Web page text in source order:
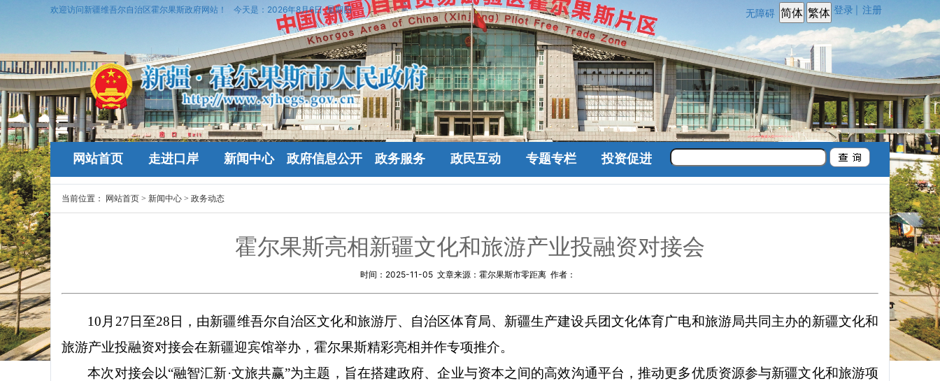
欢迎访问新疆维吾尔自治区霍尔果斯政府网站！ 今天是： 无障碍 登录 注册
2026年8月6日 星期四
网站首页 走进口岸 新闻中心 政府信息公开 政务服务 政民互动 专题专栏 投资促进
当前位置： 网站首页 > 新闻中心 > 政务动态
霍尔果斯亮相新疆文化和旅游产业投融资对接会
时间： 2025-11-05 文章来源：霍尔果斯市零距离 作者：
10月27日至28日，由新疆维吾尔自治区文化和旅游厅、自治区体育局、新疆生产建设兵团文化体育广电和旅游局共同主办的新疆文化和
旅游产业投融资对接会在新疆迎宾馆举办，霍尔果斯精彩亮相并作专项推介。
本次对接会以“融智汇新·文旅共赢”为主题，旨在搭建政府、企业与资本之间的高效沟通平台，推动更多优质资源参与新疆文化和旅游项